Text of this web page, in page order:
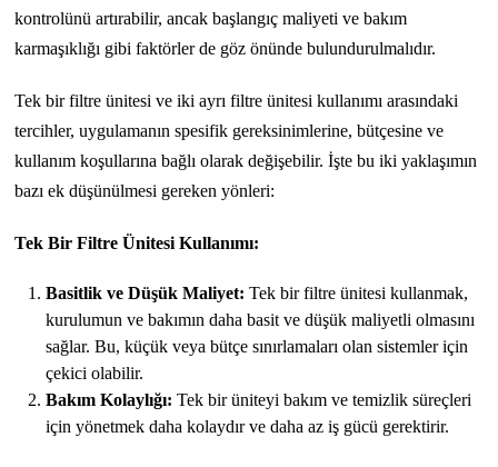
kontrolünü artırabilir, ancak başlangıç maliyeti ve bakım
karmaşıklığı gibi faktörler de göz önünde bulundurulmalıdır.
Tek bir filtre ünitesi ve iki ayrı filtre ünitesi kullanımı arasındaki
tercihler, uygulamanın spesifik gereksinimlerine, bütçesine ve
kullanım koşullarına bağlı olarak değişebilir. İşte bu iki yaklaşımın
bazı ek düşünülmesi gereken yönleri:
Tek Bir Filtre Ünitesi Kullanımı:
Basitlik ve Düşük Maliyet: Tek bir filtre ünitesi kullanmak,
kurulumun ve bakımın daha basit ve düşük maliyetli olmasını
sağlar. Bu, küçük veya bütçe sınırlamaları olan sistemler için
çekici olabilir.
Bakım Kolaylığı: Tek bir üniteyi bakım ve temizlik süreçleri
için yönetmek daha kolaydır ve daha az iş gücü gerektirir.